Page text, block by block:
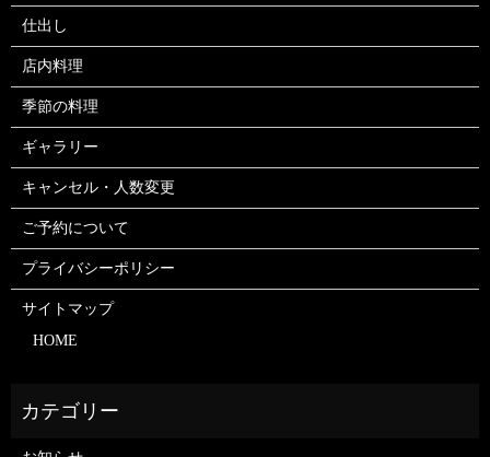
仕出し
店内料理
季節の料理
ギャラリー
キャンセル・人数変更
ご予約について
プライバシーポリシー
サイトマップ
HOME